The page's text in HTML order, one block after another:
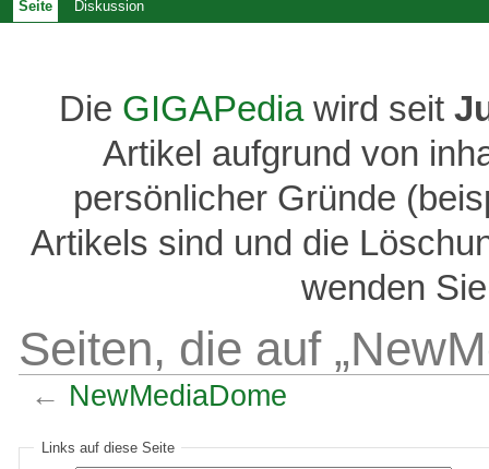
Die GIGAPediawird seit
Artikel aufgrund von
persönlicher Gründe
Artikels sind und die
wenden
Seiten, die auf
← NewMediaDome
Links auf diese Seite
Seite Diskussion